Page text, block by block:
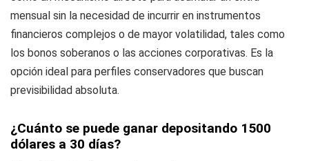
mensual sin la necesidad de incurrir en instrumentos
financieros complejos o de mayor volatilidad, tales como
los bonos soberanos o las acciones corporativas. Es la
opción ideal para perfiles conservadores que buscan
previsibilidad absoluta.
¿Cuánto se puede ganar depositando 1500
dólares a 30 días?